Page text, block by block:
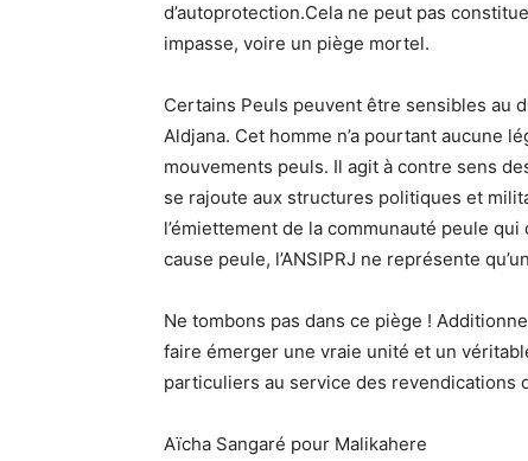
d’autoprotection.Cela ne peut pas
impasse, voire un piège mortel.
Certains Peuls peuvent être sensibles au
Aldjana. Cet homme n’a pourtant aucune
mouvements peuls. Il agit à contre sens
se rajoute aux structures politiques et
l’émiettement de la communauté peule
cause peule, l’ANSIPRJ ne représente
Ne tombons pas dans ce piège !
faire émerger une vraie unité et un
particuliers au service des revendications
Aïcha Sangaré pour Malikahere